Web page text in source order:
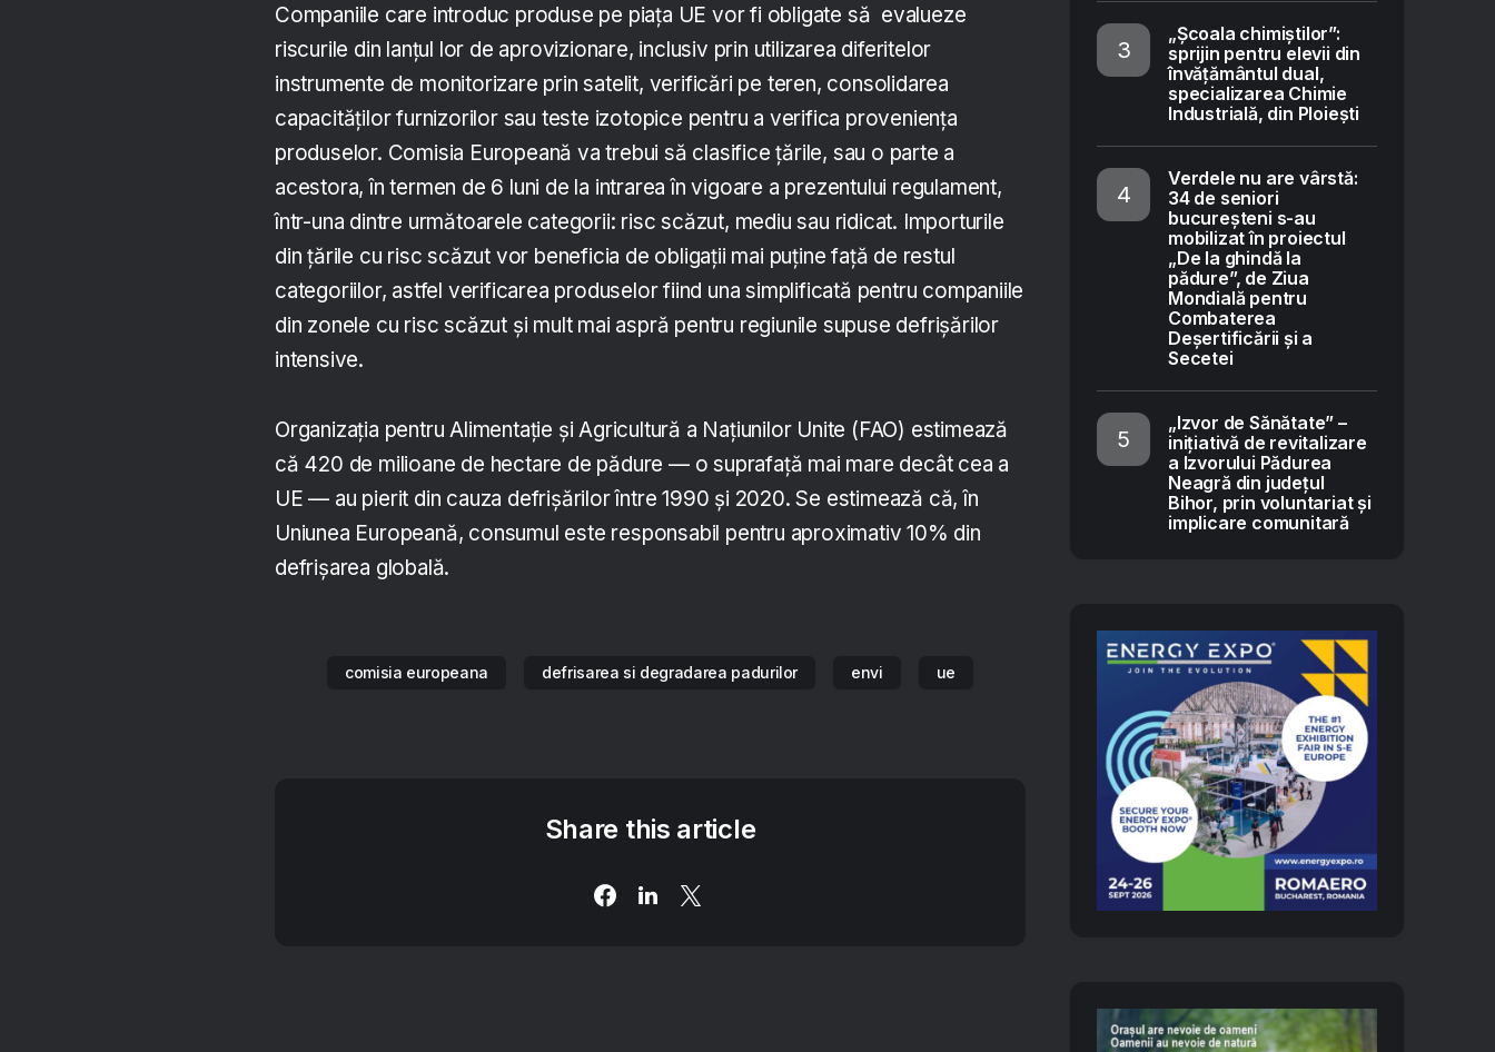
Companiile care introduc produse pe piața UE vor fi obligate să evalueze
riscurile din lanțul lor de aprovizionare, inclusiv prin utilizarea diferitelor
instrumente de monitorizare prin satelit, verificări pe teren, consolidarea
capacităților furnizorilor sau teste izotopice pentru a verifica proveniența
produselor. Comisia Europeană va trebui să clasifice țările, sau o parte a
acestora, în termen de 6 luni de la intrarea în vigoare a prezentului regulament,
într-una dintre următoarele categorii: risc scăzut, mediu sau ridicat. Importurile
din țările cu risc scăzut vor beneficia de obligații mai puține față de restul
categoriilor, astfel verificarea produselor fiind una simplificată pentru companiile
din zonele cu risc scăzut și mult mai aspră pentru regiunile supuse defrișărilor
intensive.
Organizația pentru Alimentație și Agricultură a Națiunilor Unite (FAO) estimează
că 420 de milioane de hectare de pădure — o suprafață mai mare decât cea a
UE — au pierit din cauza defrișărilor între 1990 și 2020. Se estimează că, în
Uniunea Europeană, consumul este responsabil pentru aproximativ 10% din
defrișarea globală.
comisia europeana defrisarea si degradarea padurilor envi ue
Share this article
„Școala chimiștilor”:
sprijin pentru elevii din
învățământul dual,
specializarea Chimie
Industrială, din Ploiești
Verdele nu are vârstă:
34 de seniori
bucureșteni s-au
mobilizat în proiectul
„De la ghindă la
pădure”, de Ziua
Mondială pentru
Combaterea
Deșertificării și a
Secetei
„Izvor de Sănătate” –
inițiativă de revitalizare
a Izvorului Pădurea
Neagră din județul
Bihor, prin voluntariat și
implicare comunitară